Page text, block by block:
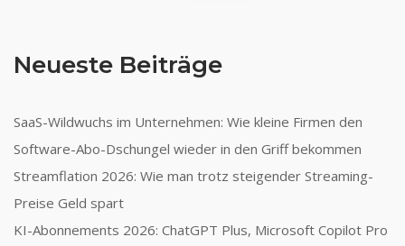
Neueste Beiträge
SaaS-Wildwuchs im Unternehmen: Wie kleine Firmen den
Software-Abo-Dschungel wieder in den Griff bekommen
Streamflation 2026: Wie man trotz steigender Streaming-
Preise Geld spart
KI-Abonnements 2026: ChatGPT Plus, Microsoft Copilot Pro